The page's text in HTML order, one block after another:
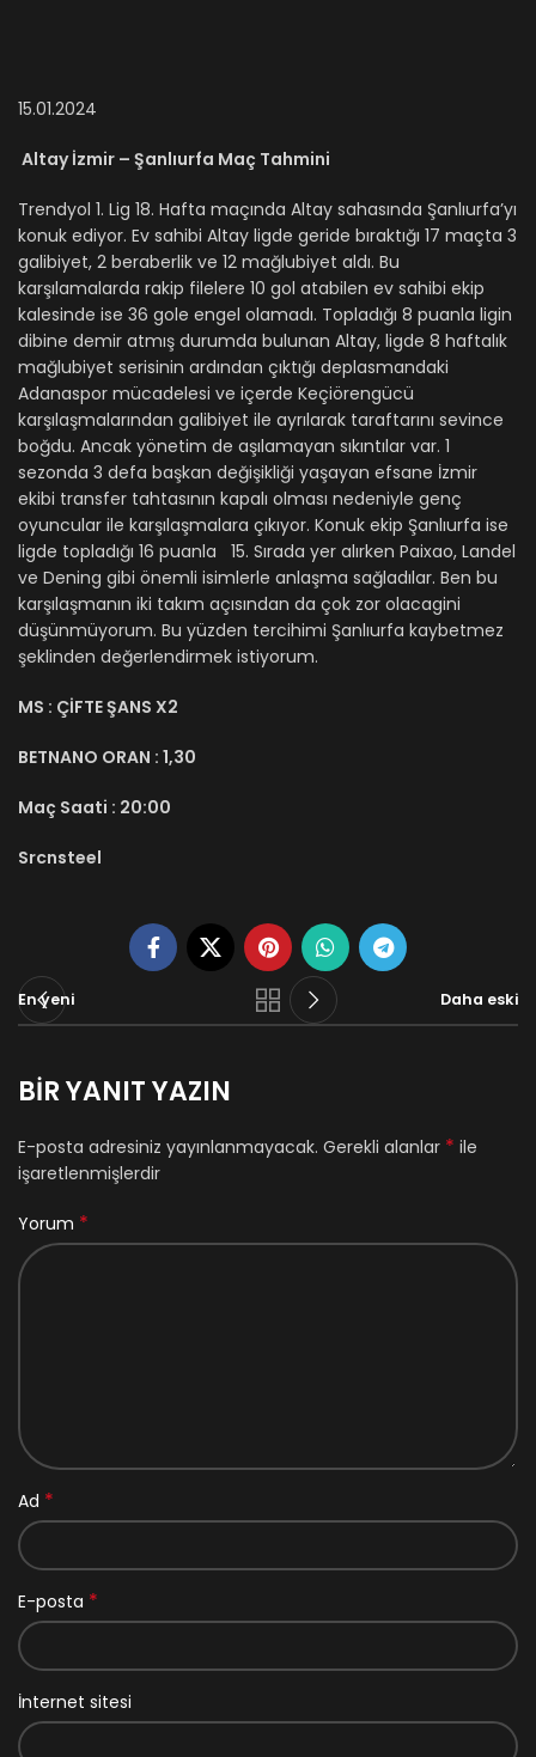
15.01.2024
Altay İzmir – Şanlıurfa Maç Tahmini
Trendyol 1. Lig 18. Hafta maçında Altay sahasında Şanlıurfa’yı
konuk ediyor. Ev sahibi Altay ligde geride bıraktığı 17 maçta 3
galibiyet, 2 beraberlik ve 12 mağlubiyet aldı. Bu
karşılamalarda rakip filelere 10 gol atabilen ev sahibi ekip
kalesinde ise 36 gole engel olamadı. Topladığı 8 puanla ligin
dibine demir atmış durumda bulunan Altay, ligde 8 haftalık
mağlubiyet serisinin ardından çıktığı deplasmandaki
Adanaspor mücadelesi ve içerde Keçiörengücü
karşılaşmalarından galibiyet ile ayrılarak taraftarını sevince
boğdu. Ancak yönetim de aşılamayan sıkıntılar var. 1
sezonda 3 defa başkan değişikliği yaşayan efsane İzmir
ekibi transfer tahtasının kapalı olması nedeniyle genç
oyuncular ile karşılaşmalara çıkıyor. Konuk ekip Şanlıurfa ise
ligde topladığı 16 puanla 15. Sırada yer alırken Paixao, Landel
ve Dening gibi önemli isimlerle anlaşma sağladılar. Ben bu
karşılaşmanın iki takım açısından da çok zor olacagini
düşünmüyorum. Bu yüzden tercihimi Şanlıurfa kaybetmez
şeklinden değerlendirmek istiyorum.
MS : ÇİFTE ŞANS X2
BETNANO ORAN : 1,30
Maç Saati : 20:00
Srcnsteel
En yeni Daha eski
BIR YANIT YAZIN
E-posta adresiniz yayınlanmayacak. Gerekli alanlar * ile
işaretlenmişlerdir
Yorum *
Ad *
E-posta *
İnternet sitesi